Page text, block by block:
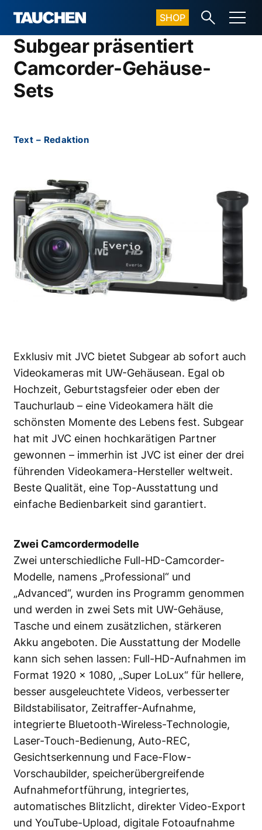
SHOP
Subgear präsentiert
Camcorder-Gehäuse-
Sets
Text – Redaktion
Exklusiv mit JVC bietet Subgear ab sofort auch
Videokameras mit UW-Gehäusean. Egal ob
Hochzeit, Geburtstagsfeier oder eben der
Tauchurlaub – eine Videokamera hält die
schönsten Momente des Lebens fest. Subgear
hat mit JVC einen hochkarätigen Partner
gewonnen – immerhin ist JVC ist einer der drei
führenden Videokamera-Hersteller weltweit.
Beste Qualität, eine Top-Ausstattung und
einfache Bedienbarkeit sind garantiert.
Zwei Camcordermodelle
Zwei unterschiedliche Full-HD-Camcorder-
Modelle, namens „Professional“ und
„Advanced“, wurden ins Programm genommen
und werden in zwei Sets mit UW-Gehäuse,
Tasche und einem zusätzlichen, stärkeren
Akku angeboten. Die Ausstattung der Modelle
kann sich sehen lassen: Full-HD-Aufnahmen im
Format 1920 x 1080, „Super LoLux“ für hellere,
besser ausgeleuchtete Videos, verbesserter
Bildstabilisator, Zeitraffer-Aufnahme,
integrierte Bluetooth-Wireless-Technologie,
Laser-Touch-Bedienung, Auto-REC,
Gesichtserkennung und Face-Flow-
Vorschaubilder, speicherübergreifende
Aufnahmefortführung, integriertes,
automatisches Blitzlicht, direkter Video-Export
und YouTube-Upload, digitale Fotoaufnahme